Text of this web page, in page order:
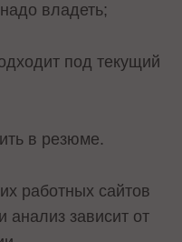
владеть;
под текущий
в резюме.
работных сайтов
анализ зависит от